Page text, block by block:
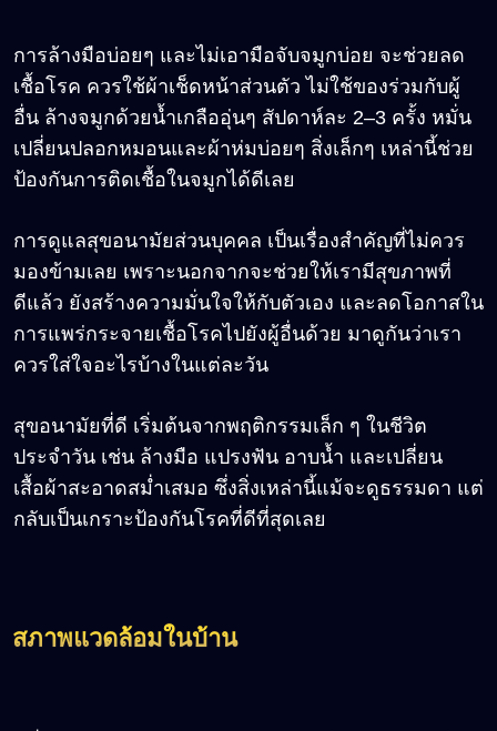
การล้างมือบ่อยๆ และไม่เอามือจับจมูกบ่อย จะช่วยลด
เชื้อโรค ควรใช้ผ้าเช็ดหน้าส่วนตัว ไม่ใช้ของร่วมกับผู้
อื่น ล้างจมูกด้วยน้ำเกลืออุ่นๆ สัปดาห์ละ 2–3 ครั้ง หมั่น
เปลี่ยนปลอกหมอนและผ้าห่มบ่อยๆ สิ่งเล็กๆ เหล่านี้ช่วย
ป้องกันการติดเชื้อในจมูกได้ดีเลย
การดูแลสุขอนามัยส่วนบุคคล เป็นเรื่องสำคัญที่ไม่ควร
มองข้ามเลย เพราะนอกจากจะช่วยให้เรามีสุขภาพที่
ดีแล้ว ยังสร้างความมั่นใจให้กับตัวเอง และลดโอกาสใน
การแพร่กระจายเชื้อโรคไปยังผู้อื่นด้วย มาดูกันว่าเรา
ควรใส่ใจอะไรบ้างในแต่ละวัน
สุขอนามัยที่ดี เริ่มต้นจากพฤติกรรมเล็ก ๆ ในชีวิต
ประจำวัน เช่น ล้างมือ แปรงฟัน อาบน้ำ และเปลี่ยน
เสื้อผ้าสะอาดสม่ำเสมอ ซึ่งสิ่งเหล่านี้แม้จะดูธรรมดา แต่
กลับเป็นเกราะป้องกันโรคที่ดีที่สุดเลย
สภาพแวดล้อมในบ้าน